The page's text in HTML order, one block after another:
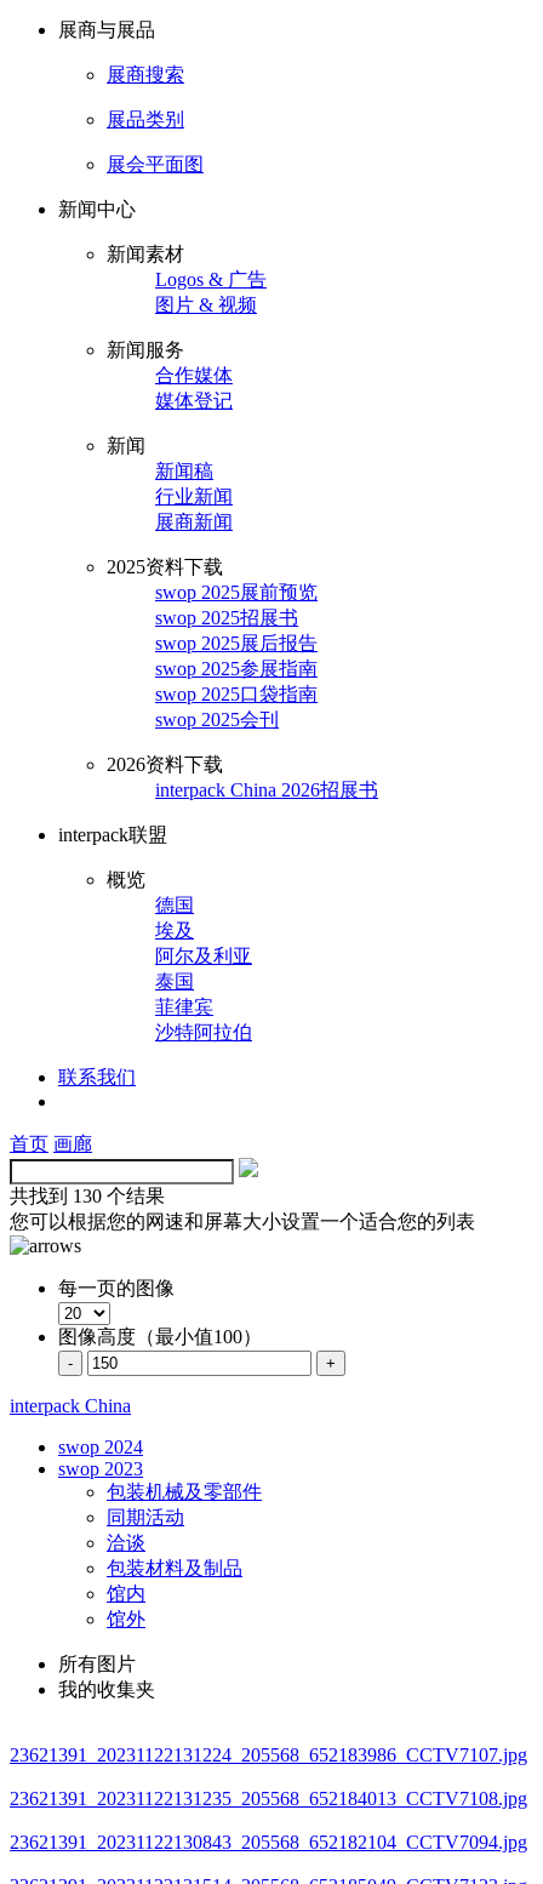
展商与展品
展商搜索
展品类别
展会平面图
新闻中心
新闻素材
Logos & 广告
图片 & 视频
新闻服务
合作媒体
媒体登记
新闻
新闻稿
行业新闻
展商新闻
2025资料下载
swop 2025展前预览
swop 2025招展书
swop 2025展后报告
swop 2025参展指南
swop 2025口袋指南
swop 2025会刊
2026资料下载
interpack China 2026招展书
interpack联盟
概览
德国
埃及
阿尔及利亚
泰国
菲律宾
沙特阿拉伯
联系我们
首页 画廊
共找到 130 个结果
您可以根据您的网速和屏幕大小设置一个适合您的列表
每一页的图像
图像高度（最小值100）
interpack China
swop 2024
swop 2023
包装机械及零部件
同期活动
洽谈
包装材料及制品
馆内
馆外
所有图片
我的收集夹
23621391_20231122131224_205568_652183986_CCTV7107.jpg
23621391_20231122131235_205568_652184013_CCTV7108.jpg
23621391_20231122130843_205568_652182104_CCTV7094.jpg